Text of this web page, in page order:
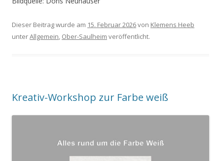
Dieser Beitrag wurde am 15. Februar 2026von Klemens Heeb
unterAllgemein, Ober-Saulheim veröffentlicht.
Kreativ-Workshop zur Farbe weiß